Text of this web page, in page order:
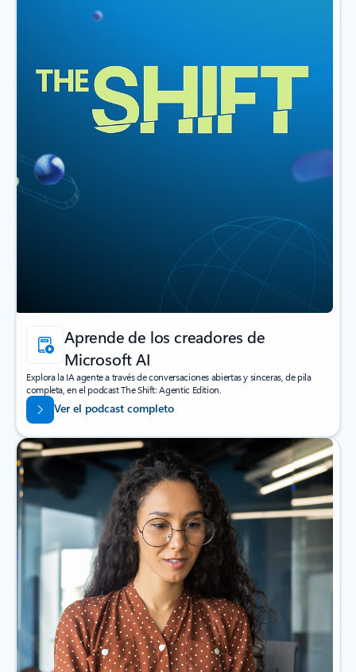
Aprende de los creadores de
Microsoft AI
Explora la IA agente a través de conversaciones abiertas y sinceras, de pila
completa, en el podcast The Shift: Agentic Edition.
Ver el podcast completo